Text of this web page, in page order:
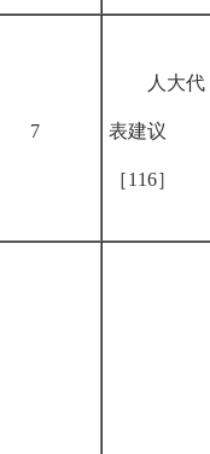
7
人大代
表建议
［116］